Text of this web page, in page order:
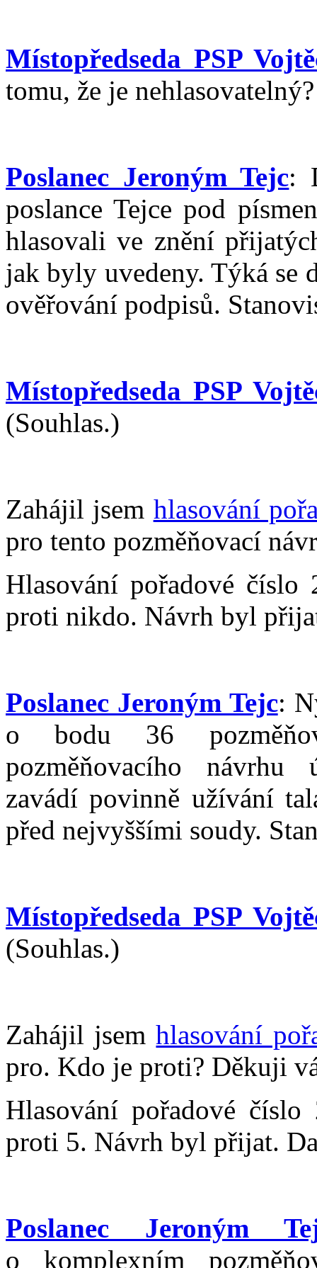
Místopředseda PSP
tomu, že je
Poslanec Jeroným Tejc:
poslance Tejce pod
hlasovali ve znění
jak byly uvedeny. Týká se
ověřování podpisů.
Místopředseda PSP
(Souhlas.)
Zahájil jsem hlasování
pro tento pozměňovací
Hlasování pořadové
proti nikdo. Návrh byl
Poslanec Jeroným Tejc:
o bodu 36
pozměňovacího návrhu
zavádí povinně užívání
před nejvyššími soudy.
Místopředseda PSP
(Souhlas.)
Zahájil jsemhlasování
pro. Kdo je proti? Děkuji
Hlasování pořadové
proti 5. Návrh byl přijat.
Poslanec Jeroným
o komplexním